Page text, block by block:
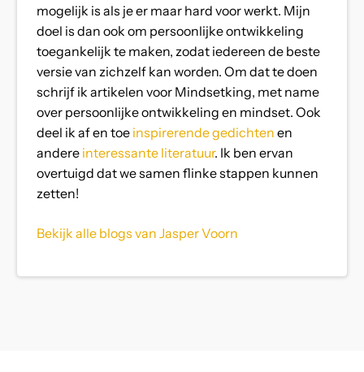
mogelijk is als je er maar hard voor werkt. Mijn
doel is dan ook om persoonlijke ontwikkeling
toegankelijk te maken, zodat iedereen de beste
versie van zichzelf kan worden. Om dat te doen
schrijf ik artikelen voor Mindsetking, met name
over persoonlijke ontwikkeling en mindset. Ook
deel ik af en toeinspirerende gedichtenen
andereinteressante literatuur. Ik ben ervan
overtuigd dat we samen flinke stappen kunnen
zetten!
Bekijk alle blogs van Jasper Voorn